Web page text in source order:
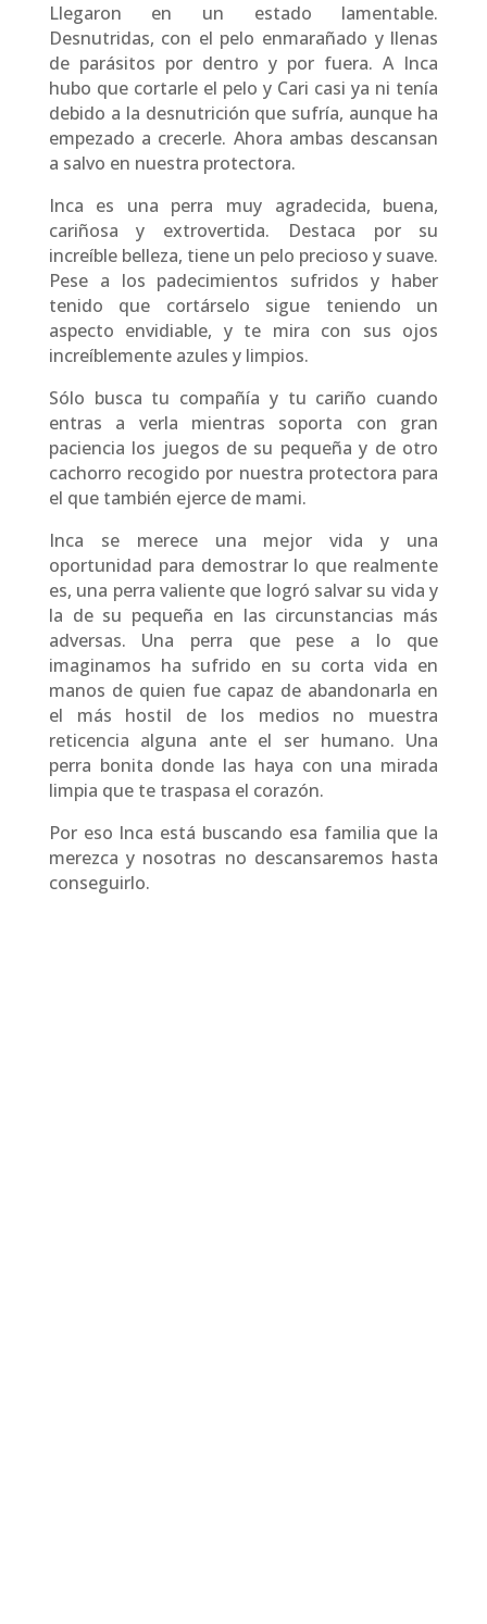
Llegaron en un estado lamentable.
Desnutridas, con el pelo enmarañado y llenas
de parásitos por dentro y por fuera. A Inca
hubo que cortarle el pelo y Cari casi ya ni tenía
debido a la desnutrición que sufría, aunque ha
empezado a crecerle. Ahora ambas descansan
a salvo en nuestra protectora.
Inca es una perra muy agradecida, buena,
cariñosa y extrovertida. Destaca por su
increíble belleza, tiene un pelo precioso y suave.
Pese a los padecimientos sufridos y haber
tenido que cortárselo sigue teniendo un
aspecto envidiable, y te mira con sus ojos
increíblemente azules y limpios.
Sólo busca tu compañía y tu cariño cuando
entras a verla mientras soporta con gran
paciencia los juegos de su pequeña y de otro
cachorro recogido por nuestra protectora para
el que también ejerce de mami.
Inca se merece una mejor vida y una
oportunidad para demostrar lo que realmente
es, una perra valiente que logró salvar su vida y
la de su pequeña en las circunstancias más
adversas. Una perra que pese a lo que
imaginamos ha sufrido en su corta vida en
manos de quien fue capaz de abandonarla en
el más hostil de los medios no muestra
reticencia alguna ante el ser humano. Una
perra bonita donde las haya con una mirada
limpia que te traspasa el corazón.
Por eso Inca está buscando esa familia que la
merezca y nosotras no descansaremos hasta
conseguirlo.